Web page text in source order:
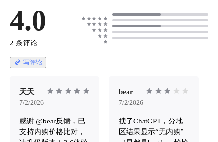
4.0
2 条评论
写评论
天天
7/2/2026
感谢 @bear反馈，已
支持内购价格比对，
bear
7/2/2026
搜了ChatGPT，分地
区结果显示“无内购”